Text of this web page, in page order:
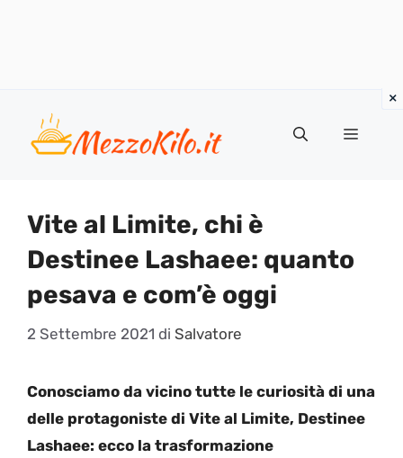
contenuto
Menu
Vite al Limite, chi è
Destinee Lashaee: quanto
pesava e com’è oggi
2 Settembre 2021 di Salvatore
Conosciamo da vicino tutte le curiosità di una
delle protagoniste di Vite al Limite, Destinee
Lashaee: ecco la trasformazione